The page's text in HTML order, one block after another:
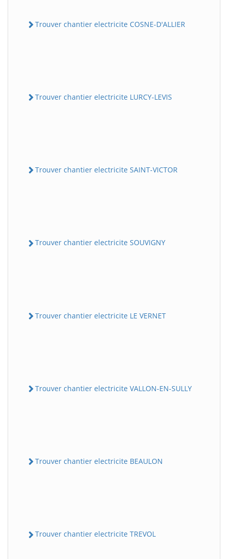
Trouver chantier electricite COSNE-D'ALLIER
Trouver chantier electricite LURCY-LEVIS
Trouver chantier electricite SAINT-VICTOR
Trouver chantier electricite SOUVIGNY
Trouver chantier electricite LE VERNET
Trouver chantier electricite VALLON-EN-SULLY
Trouver chantier electricite BEAULON
Trouver chantier electricite TREVOL